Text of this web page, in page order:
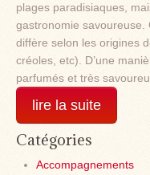
plages paradisiaques,
gastronomie savoureuse.
diffère selon les origines
créoles, etc). D’une
parfumés et très
lire la suite
Catégories
Accompagnements